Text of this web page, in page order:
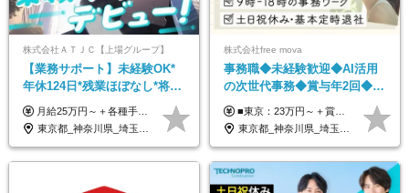
株式会社ＡＴＪＣ【上場グループ】
【業務サポート】未経験OK*
年休124日*残業ほぼなし*将来
活かせる専門スキル
月給25万円～＋各種手当（家族、資格、住宅など） ★ご経験をお持ちの方は前職給与保証！ ※試用期間は6ヶ月 ※上記には固定残業代（33,784円～／20時間分）を含みます。超過分は追加支給致します。 ※経験・スキル・能力を考慮して決定します。ご経験者の方の経験フェーズは不問です。 ＜各種手当＞ 住宅手当／家族手当／資格手当／特別手当など
東京都_神奈川県_埼玉県_千葉県
株式会社free mova
事務職◆未経験歓迎◆AI活用
の次世代事務◆賞与年2回◆ネ
イルOK◆残業なし/4JIM
■東京：23万円～＋賞与年2回 ■その他：22万円～＋賞与年2回 ※給与はスキル・経験・能力を考慮して決定します。 ※残業代は別途支給いたします。 ※実績により随時基本給アップが可能。 入社1年で8～9万円上がった実績もあります！ ＜各種手当＞ ■皆勤手当（インセンティブ） ■交通費全額支給 ■資格祝い金（1万円～4万円） └MOS、日商簿記、TOEIC、秘書検定、ITパスポートなど
東京都_神奈川県_埼玉県_千葉県_大阪府_愛知県_北海道_青森県_岩手県_宮城県_秋田県_山形県_福島県_茨城県_栃木県_群馬県_新潟県_山梨県_長野県_富山県_石川県_福井県_静岡県_岐阜県_三重県_兵庫県_京都府_滋賀県_奈良県_和歌山県_広島県_岡山県_鳥取県_島根県_山口県_徳島県_香川県_愛媛県_高知県_福岡県_熊本県_佐賀県_長崎県_大分県_宮崎県_鹿児島県_沖縄県